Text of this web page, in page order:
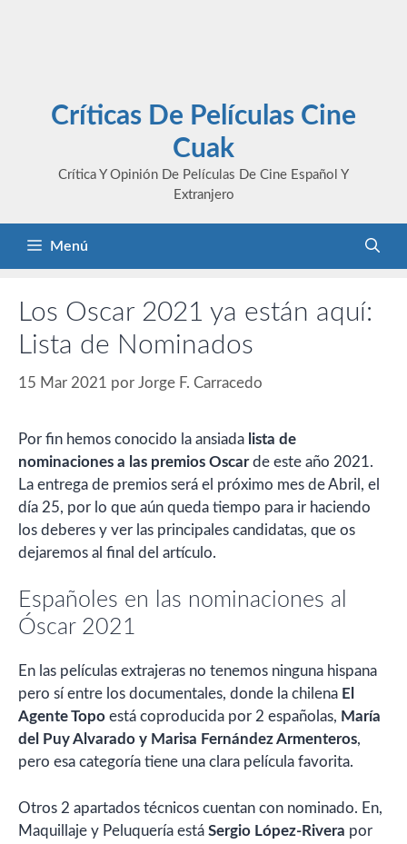
Críticas De Películas Cine
Cuak
Crítica Y Opinión De Películas De Cine Español Y
Extranjero
Menú
Los Oscar 2021 ya están aquí:
Lista de Nominados
15 Mar 2021 por Jorge F. Carracedo
Por fin hemos conocido la ansiada lista de
nominaciones a las premios Oscarde este año 2021.
La entrega de premios será el próximo mes de Abril, el
día 25, por lo que aún queda tiempo para ir haciendo
los deberes y ver las principales candidatas, que os
dejaremos al final del artículo.
Españoles en las nominaciones al
Óscar 2021
En las películas extrajeras no tenemos ninguna hispana
pero sí entre los documentales, donde la chilena El
Agente Topo está coproducida por 2 españolas, María
del Puy Alvarado y Marisa Fernández Armenteros,
pero esa categoría tiene una clara película favorita.
Otros 2 apartados técnicos cuentan con nominado. En,
Maquillaje y Peluquería está Sergio López-Rivera por